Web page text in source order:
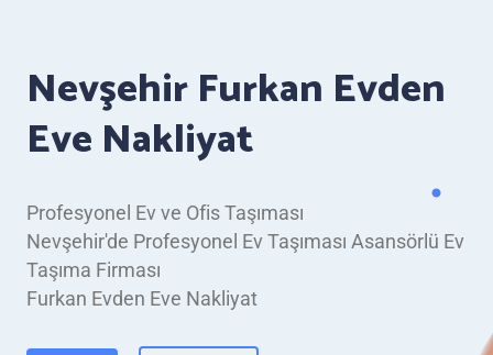
Nevşehir Furkan Evden
Eve Nakliyat
Profesyonel Ev ve Ofis Taşıması
Nevşehir'de Profesyonel Ev Taşıması Asansörlü Ev
Taşıma Firması
Furkan Evden Eve Nakliyat